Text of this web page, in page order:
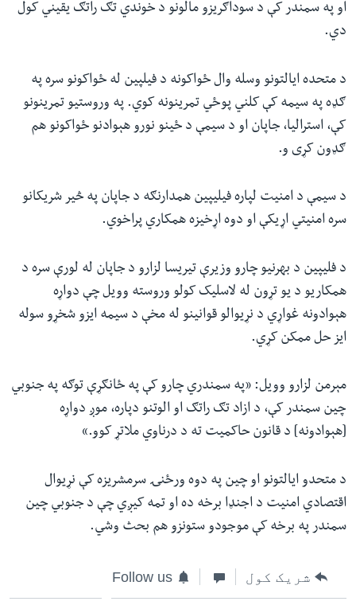
او په سمندر کې د سوداګریزو مالونو د خوندي تګ راتګ یقیني کول
دي.
د متحده ایالتونو وسله وال ځواکونه د فیلپین له ځواکونو سره په
ګډه په سیمه کې کلني پوځي تمرینونه کوي. په وروستیو تمرینونو
کې، استرالیا، جاپان او د سیمې د ځینو نورو هېوادنو ځواکونو هم
ګډون کړی و.
د سیمې د امنیت لپاره فیلیپین همدارنګه د جاپان په څیر شریکانو
سره امنیتي اړیکې او دوه اړخیزه همکاري پراخوي.
د فلیپین د بهرنیو چارو وزیرې تیریسا لزارو د جاپان له لورې سره د
همکاریو د یو تړون له لاسلیک کولو وروسته وویل چې دواړه
هېوادونه غواړي د نړیوالو قوانینو له مخې د سیمه ایزو شخړو سوله
ایز حل ممکن کړي.
مېرمن لزارو وویل: «په سمندري چارو کې په ځانګړې توګه په جنوبي
چین سمندر کې، د ازاد تګ راتګ او الوتنو دپاره، موږ دواړه
[هېوادونه] د قانون حاکمیت ته د درناوي ملاتړ کوو.»
د متحدو ایالتونو او چین په دوه ورځنۍ سرمشریزه کې نړیوال
اقتصادي امنیت د اجنډا برخه ده او تمه کیږي چې د جنوبي چین
سمندر په برخه کې موجودو ستونزو هم بحث وشي.
شریک کول Follow us